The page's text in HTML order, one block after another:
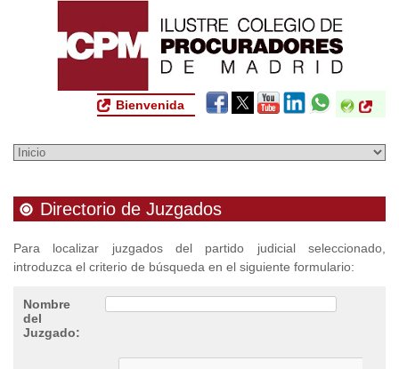
Bienvenida
Directorio de Juzgados
Para localizar juzgados del partido judicial seleccionado,
introduzca el criterio de búsqueda en el siguiente formulario:
Nombre
del
Juzgado: